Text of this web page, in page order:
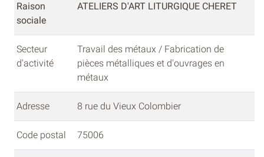
Raison
sociale
ATELIERS D'ART LITURGIQUE CHERET
Secteur
d'activité
Travail des métaux / Fabrication de
pièces métalliques et d'ouvrages en
métaux
Adresse 8 rue du Vieux Colombier
Code postal 75006